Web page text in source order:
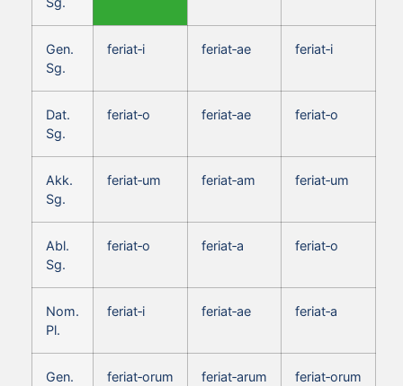
Gen.
Sg.
feriat‑i feriat‑ae feriat‑i
Dat.
Sg.
feriat‑o feriat‑ae feriat‑o
Akk.
Sg.
feriat‑um feriat‑am feriat‑um
Abl.
Sg.
feriat‑o feriat‑a feriat‑o
Nom.
Pl.
feriat‑i feriat‑ae feriat‑a
Gen.
feriat‑orum feriat‑arum feriat‑orum